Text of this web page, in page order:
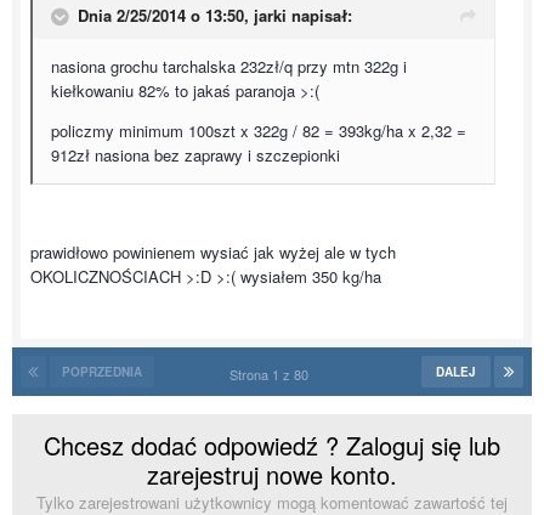
Dnia 2/25/2014 o 13:50, jarki napisał:
nasiona grochu tarchalska 232zł/q przy mtn 322g i
kiełkowaniu 82% to jakaś paranoja >:(
policzmy minimum 100szt x 322g / 82 = 393kg/ha x 2,32 =
912zł nasiona bez zaprawy i szczepionki
prawidłowo powinienem wysiać jak wyżej ale w tych
OKOLICZNOŚCIACH >:D >:( wysiałem 350 kg/ha
POPRZEDNIA DALEJ
Strona 1 z 80
Chcesz dodać odpowiedź ? Zaloguj się lub
zarejestruj nowe konto.
Tylko zarejestrowani użytkownicy mogą komentować zawartość tej